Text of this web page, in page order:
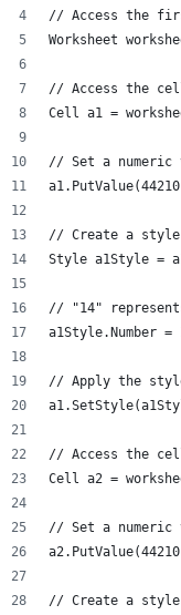
// Access the
Worksheet
// Access the
Cell a1 =
// Set a numeric
// Create a
Style a1Style =
// "14"
a1Style.Number =
// Apply the
// Access the
Cell a2 =
// Set a
// Create a